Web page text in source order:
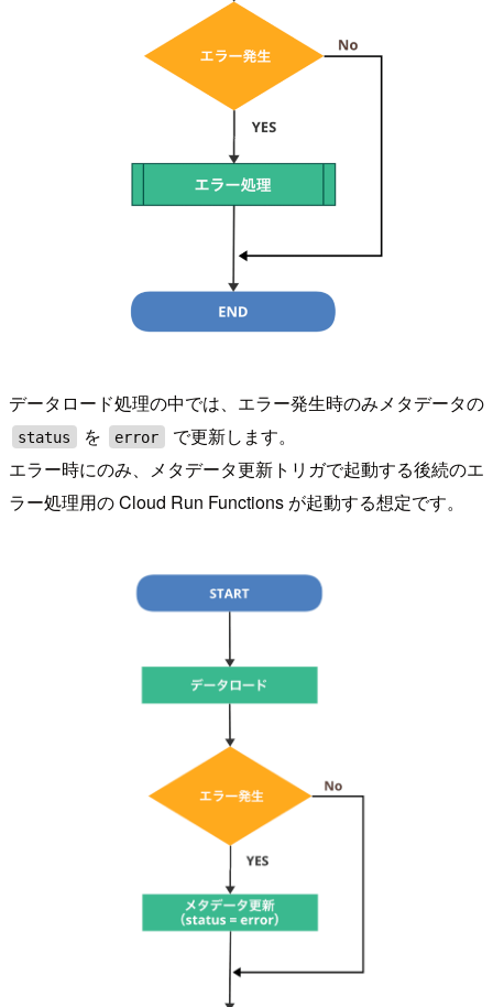
データロード処理の中では、エラー発生時のみメタデータの
status を error
で更新します。
エラー時にのみ、メタデータ更新トリガで起動する後続のエ
ラー処理用の Cloud Run Functions が起動する想定です。